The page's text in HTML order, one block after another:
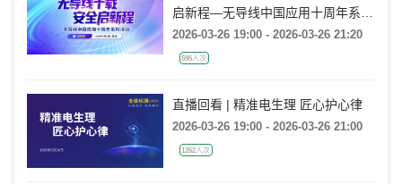
启新程—无导线中国应用十周年系列
活动
2026-03-26 19:00 - 2026-03-26 21:20
595人次
直播回看 | 精准电生理 匠心护心律
2026-03-26 19:00 - 2026-03-26 21:00
1262人次